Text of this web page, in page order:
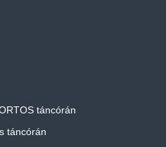
táncórán
táncórán